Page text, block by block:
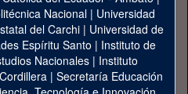
Nacional| Universidad
del Carchi| Universidad de
Espíritu Santo | Instituto de
Nacionales | Instituto
| Secretaría Educación